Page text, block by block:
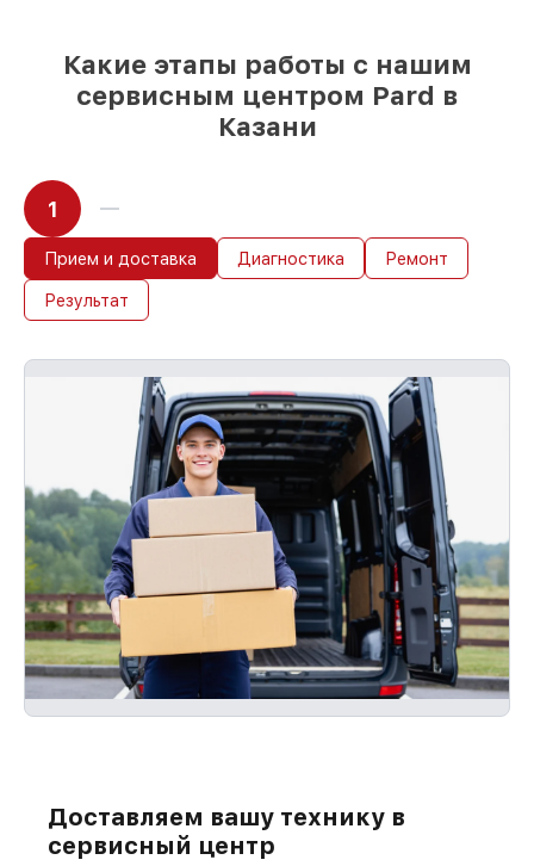
Какие этапы работы с нашим
сервисным центром Pard в
Казани
1
Прием и доставка Диагностика Ремонт
Результат
Доставляем вашу технику в
сервисный центр